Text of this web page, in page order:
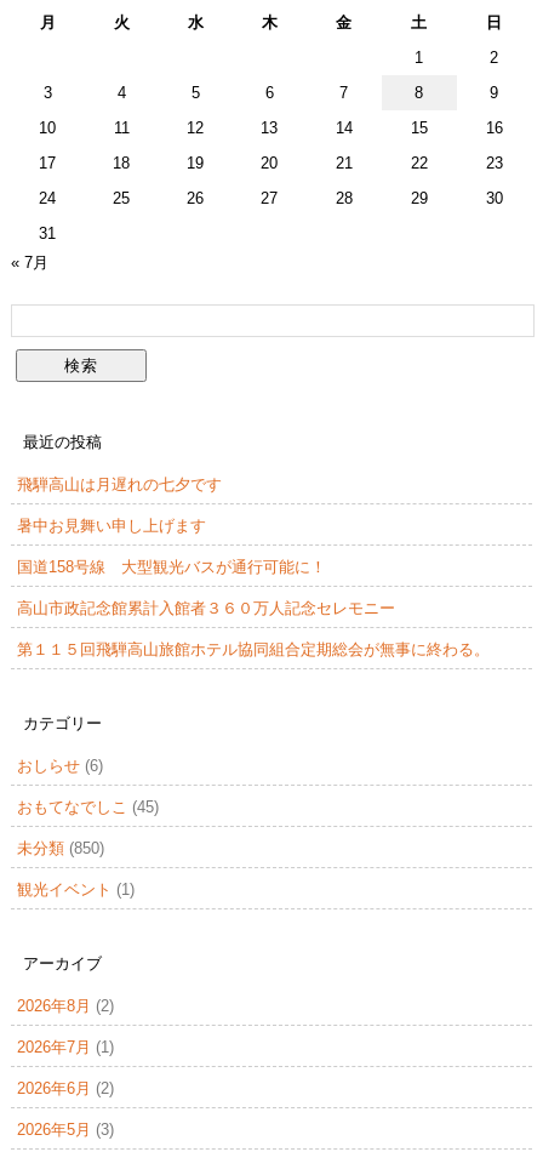
月 火 水 木 金 土
日
1
2
3
4 5 6 7 8
9
10
11 12 13 14 15
16
17
18 19 20 21 22
23
24
25 26 27 28 29
30
31
« 7月
最近の投稿
飛騨高山は月遅れの七夕です
暑中お見舞い申し上げます
国道158号線 大型観光バスが通行可能に！
高山市政記念館累計入館者３６０万人記念セレモニー
第１１５回飛騨高山旅館ホテル協同組合定期総会が無事に終わる。
カテゴリー
おしらせ(6)
おもてなでしこ (45)
未分類(850)
観光イベント (1)
アーカイブ
2026年8月 (2)
2026年7月 (1)
2026年6月 (2)
2026年5月 (3)